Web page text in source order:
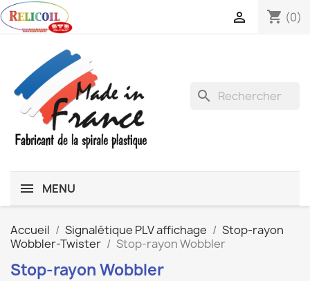
shopping_cart (0)

search
MENU
Accueil Signalétique PLV affichage
Stop-rayon
Wobbler-Twister
Stop-rayon Wobbler
Stop-rayon Wobbler